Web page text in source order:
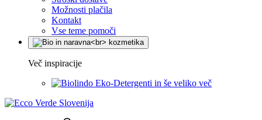
Možnosti plačila
Kontakt
Vse teme pomoči
Več inspiracije
Eko-Detergenti in še veliko več